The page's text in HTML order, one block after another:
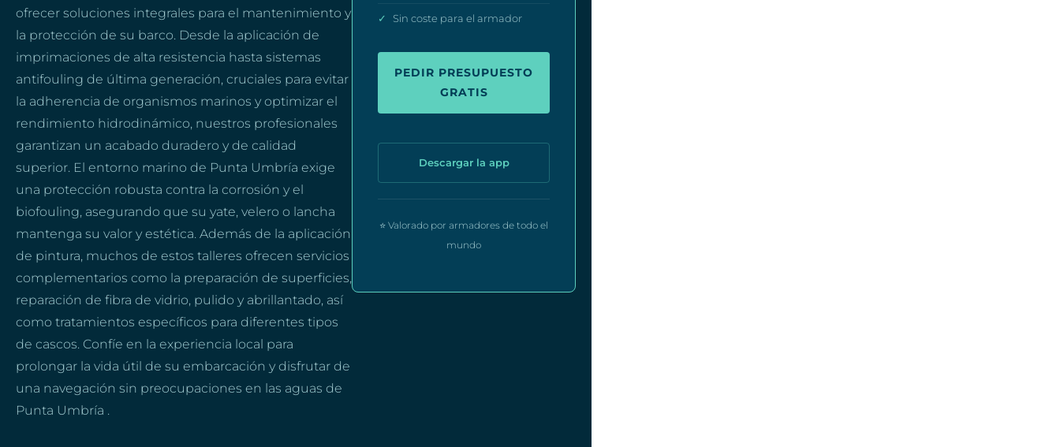
ofrecer soluciones integrales para el mantenimiento y
la protección de su barco. Desde la aplicación de
imprimaciones de alta resistencia hasta sistemas
antifouling de última generación, cruciales para evitar
la adherencia de organismos marinos y optimizar el
rendimiento hidrodinámico, nuestros profesionales
garantizan un acabado duradero y de calidad
superior. El entorno marino de Punta Umbría exige
una protección robusta contra la corrosión y el
biofouling, asegurando que su yate, velero o lancha
mantenga su valor y estética. Además de la aplicación
de pintura, muchos de estos talleres ofrecen servicios
complementarios como la preparación de superficies,
reparación de fibra de vidrio, pulido y abrillantado, así
como tratamientos específicos para diferentes tipos
de cascos. Confíe en la experiencia local para
prolongar la vida útil de su embarcación y disfrutar de
una navegación sin preocupaciones en las aguas de
Punta Umbría .
✓ Sin coste para el armador
PEDIR PRESUPUESTO
GRATIS
Descargar la app
⭐ Valorado por armadores de todo el
mundo